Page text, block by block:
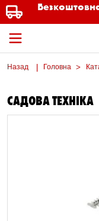
Назад Головна
САДОВА ТЕХНІКА